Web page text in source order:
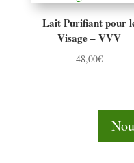
Lait Purifiant pour
Visage – VVV
48,00€